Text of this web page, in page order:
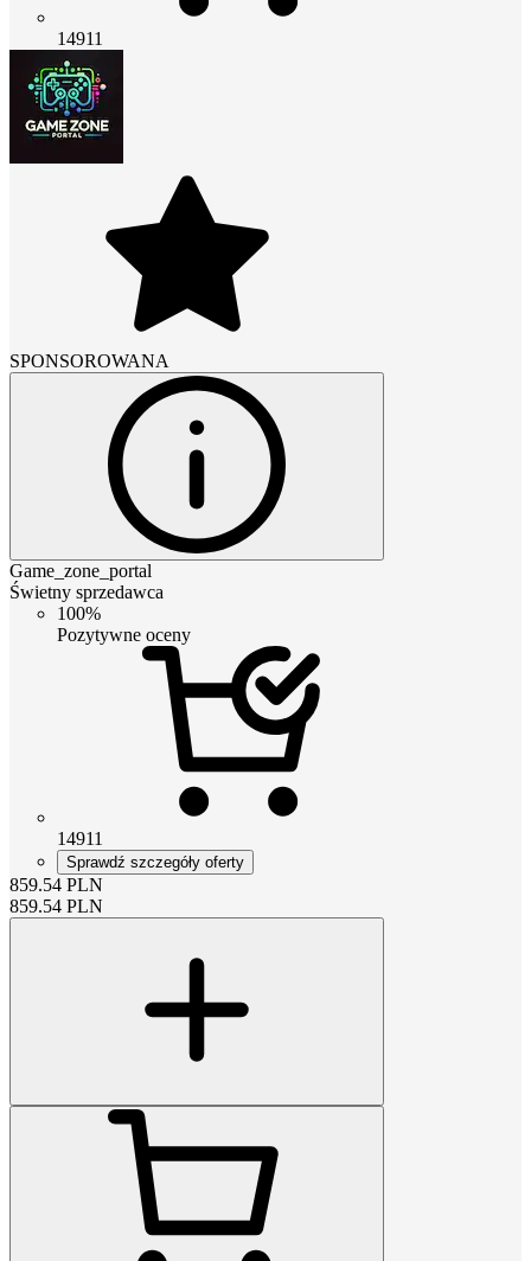
14911
SPONSOROWANA
Game_zone_portal
Świetny sprzedawca
100%
Pozytywne oceny
14911
Sprawdź szczegóły oferty
859.54 PLN
859.54 PLN